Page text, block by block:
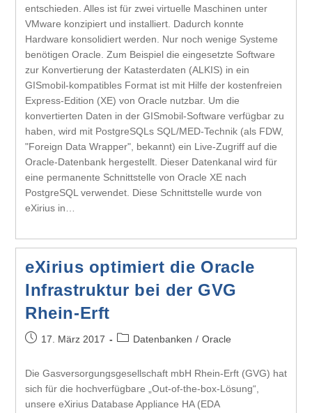
entschieden. Alles ist für zwei virtuelle Maschinen unter
VMware konzipiert und installiert. Dadurch konnte
Hardware konsolidiert werden. Nur noch wenige Systeme
benötigen Oracle. Zum Beispiel die eingesetzte Software
zur Konvertierung der Katasterdaten (ALKIS) in ein
GISmobil-kompatibles Format ist mit Hilfe der kostenfreien
Express-Edition (XE) von Oracle nutzbar. Um die
konvertierten Daten in der GISmobil-Software verfügbar zu
haben, wird mit PostgreSQLs SQL/MED-Technik (als FDW,
"Foreign Data Wrapper", bekannt) ein Live-Zugriff auf die
Oracle-Datenbank hergestellt. Dieser Datenkanal wird für
eine permanente Schnittstelle von Oracle XE nach
PostgreSQL verwendet. Diese Schnittstelle wurde von
eXirius in…
eXirius optimiert die Oracle
Infrastruktur bei der GVG
Rhein-Erft
17. März 2017 Datenbanken / Oracle
Die Gasversorgungsgesellschaft mbH Rhein-Erft (GVG) hat
sich für die hochverfügbare „Out-of-the-box-Lösung“,
unsere eXirius Database Appliance HA (EDA